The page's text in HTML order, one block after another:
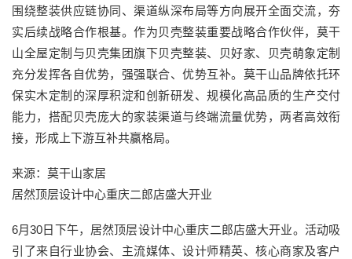
围绕整装供应链协同、渠道纵深布局等方向展开全面交流，夯
实后续战略合作根基。作为贝壳整装重要战略合作伙伴，莫干
山全屋定制与贝壳集团旗下贝壳整装、贝好家、贝壳萌象定制
充分发挥各自优势，强强联合、优势互补。莫干山品牌依托环
保实木定制的深厚积淀和创新研发、规模化高品质的生产交付
能力，搭配贝壳庞大的家装渠道与终端流量优势，两者高效衔
接，形成上下游互补共赢格局。
来源：莫干山家居
居然顶层设计中心重庆二郎店盛大开业
6月30日下午，居然顶层设计中心重庆二郎店盛大开业。活动吸
引了来自行业协会、主流媒体、设计师精英、核心商家及客户